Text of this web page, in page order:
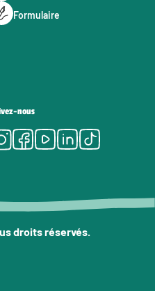
Formulaire
nous
Facebook
Youtube
LinkedIn
Tiktok
droits réservés.